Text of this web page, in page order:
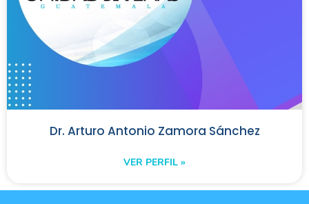
Dr. Arturo Antonio Zamora Sánchez
VER PERFIL »